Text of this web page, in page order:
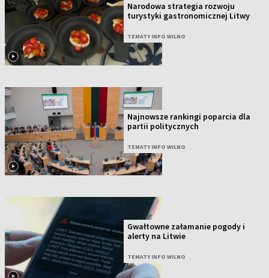
Narodowa strategia rozwoju
turystyki gastronomicznej Litwy
TEMATY INFO WILNO
Najnowsze rankingi poparcia dla
partii politycznych
TEMATY INFO WILNO
Gwałtowne załamanie pogody i
alerty na Litwie
TEMATY INFO WILNO